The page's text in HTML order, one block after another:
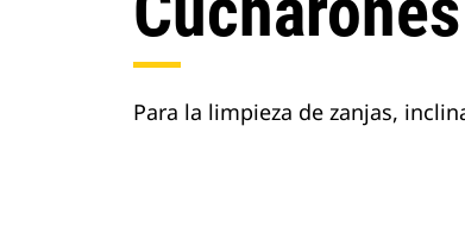
Para la limpieza de zanjas,